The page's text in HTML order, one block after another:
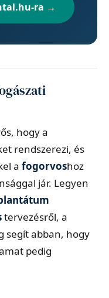
ra →
hogy a
rendszerezi, és
a fogorvoshoz
jár. Legyen
tervezésről, a
segít abban, hogy
pedig